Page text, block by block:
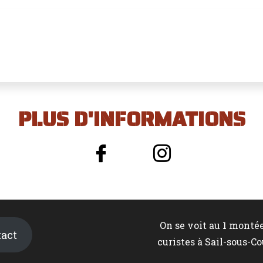
PLUS D'INFORMATIONS
On se voit au 1
curistes à Sail-sous-